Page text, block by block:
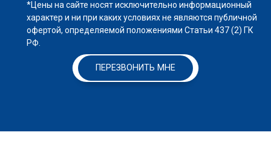
*Цены на сайте носят исключительно информационный
характер и ни при каких условиях не являются публичной
офертой, определяемой положениями Статьи 437 (2) ГК
РФ.
ПЕРЕЗВОНИТЬ МНЕ